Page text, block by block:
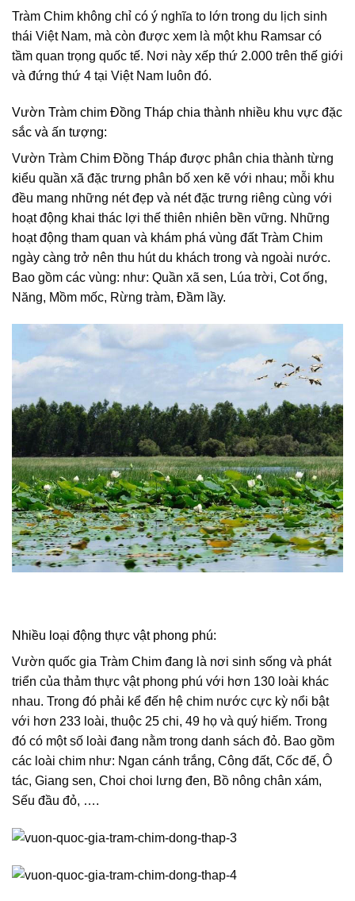
Tràm Chim không chỉ có ý nghĩa to lớn trong du lịch sinh
thái Việt Nam, mà còn được xem là một khu Ramsar có
tầm quan trọng quốc tế. Nơi này xếp thứ 2.000 trên thế giới
và đứng thứ 4 tại Việt Nam luôn đó.
Vườn Tràm chim Đồng Tháp chia thành nhiều khu vực đặc
sắc và ấn tượng:
Vườn Tràm Chim Đồng Tháp được phân chia thành từng
kiểu quần xã đặc trưng phân bố xen kẽ với nhau; mỗi khu
đều mang những nét đẹp và nét đặc trưng riêng cùng với
hoạt động khai thác lợi thế thiên nhiên bền vững. Những
hoạt động tham quan và khám phá vùng đất Tràm Chim
ngày càng trở nên thu hút du khách trong và ngoài nước.
Bao gồm các vùng: như: Quần xã sen, Lúa trời, Cot ống,
Năng, Mồm mốc, Rừng tràm, Đầm lầy.
Nhiều loại động thực vật phong phú:
Vườn quốc gia Tràm Chim đang là nơi sinh sống và phát
triển của thảm thực vật phong phú với hơn 130 loài khác
nhau. Trong đó phải kể đến hệ chim nước cực kỳ nổi bật
với hơn 233 loài, thuộc 25 chi, 49 họ và quý hiếm. Trong
đó có một số loài đang nằm trong danh sách đỏ. Bao gồm
các loài chim như: Ngan cánh trắng, Công đất, Cốc đế, Ô
tác, Giang sen, Choi choi lưng đen, Bồ nông chân xám,
Sếu đầu đỏ, ….